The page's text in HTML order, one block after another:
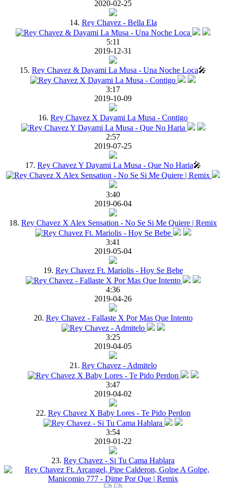
2020-02-25
14. Rey Chavez - Bella Ela
5:11
2019-12-31
15. Rey Chavez & Dayami La Musa - Una Noche Loca🎤
3:17
2019-10-09
16. Rey Chavez X Dayami La Musa - Contigo
2:57
2019-07-25
17. Rey Chavez Y Dayami La Musa - Que No Haria🎤
3:40
2019-06-04
18. Rey Chavez X Alex Sensation - No Se Si Me Quiere | Remix
3:41
2019-05-04
19. Rey Chavez Ft. Mariolis - Hoy Se Bebe
4:36
2019-04-26
20. Rey Chavez - Fallaste X Por Mas Que Intento
3:25
2019-04-05
21. Rey Chavez - Admitelo
3:47
2019-04-02
22. Rey Chavez X Baby Lores - Te Pido Perdon
3:54
2019-01-22
23. Rey Chavez - Si Tu Cama Hablara